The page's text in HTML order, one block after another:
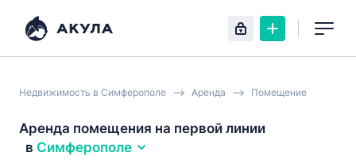
Недвижимость в Симферополе Аренда Помещение
Аренда помещения на первой линии
в Симферополе